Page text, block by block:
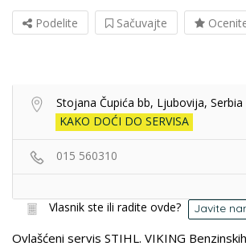
Podelite Sačuvajte
Stojana Čupića bb, Ljubovija, Serbia
KAKO DOĆI DO SERVISA
015 560310
Vlasnik ste ili radite ovde? Javite
Ovlašćeni servis STIHL. VIKING